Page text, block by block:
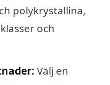
polykrystallina,
och
Välj en